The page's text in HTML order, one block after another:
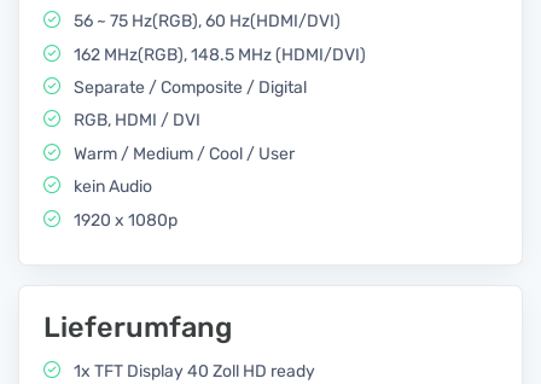
56 ~ 75 Hz(RGB), 60 Hz(HDMI/DVI)
162 MHz(RGB), 148.5 MHz (HDMI/DVI)
Separate / Composite / Digital
RGB, HDMI / DVI
Warm / Medium / Cool / User
kein Audio
1920 x 1080p
Lieferumfang
1x TFT Display 40 Zoll HD ready